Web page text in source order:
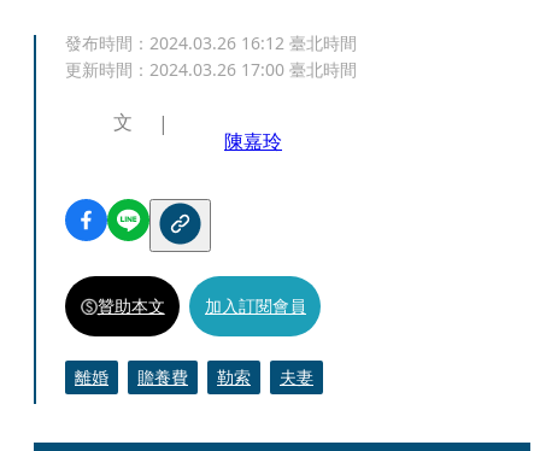
發布時間： 2024.03.26 16:12 臺北時間
更新時間： 2024.03.26 17:00 臺北時間
文
陳嘉玲
贊助本文 加入訂閱會員
離婚 贍養費 勒索 夫妻